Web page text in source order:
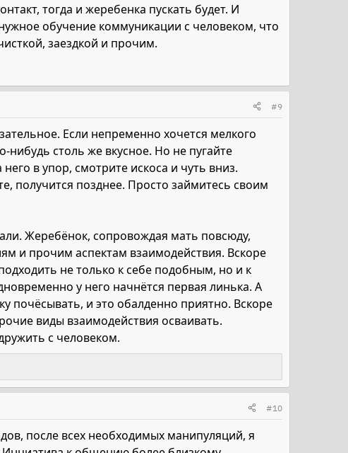
тогда и жеребенка пускать будет. И
обучение коммуникации с человеком, что
заездкой и прочим.
#9
Если непременно хочется мелкого
столь же вкусное. Но не пугайте
в упор, смотрите искоса и чуть вниз.
получится позднее. Просто займитесь своим
Жеребёнок, сопровождая мать повсюду,
и прочим аспектам взаимодействия. Вскоре
не только к себе подобным, но и к
у него начнётся первая линька. А
почёсывать, и это обалденно приятно. Вскоре
виды взаимодействия осваивать.
с человеком.
#10
после всех необходимых манипуляций, я